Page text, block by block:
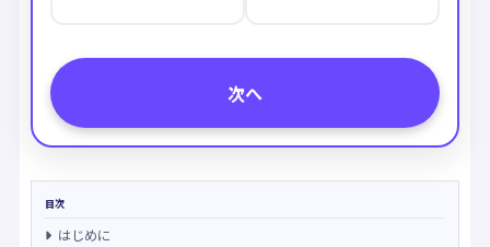
次へ
目次
はじめに